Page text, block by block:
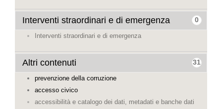
0
Interventi straordinari e di emergenza
Interventi straordinari e di emergenza
31
Altri contenuti
prevenzione della corruzione
accesso civico
accessibilità e catalogo dei dati, metadati e banche dati